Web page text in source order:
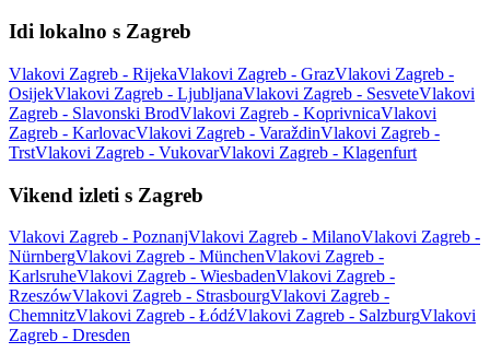
Idi lokalno s Zagreb
Vlakovi Zagreb - RijekaVlakovi Zagreb - GrazVlakovi Zagreb -
OsijekVlakovi Zagreb - LjubljanaVlakovi Zagreb - SesveteVlakovi
Zagreb - Slavonski BrodVlakovi Zagreb - KoprivnicaVlakovi
Zagreb - KarlovacVlakovi Zagreb - VaraždinVlakovi Zagreb -
TrstVlakovi Zagreb - VukovarVlakovi Zagreb - Klagenfurt
Vikend izleti s Zagreb
Vlakovi Zagreb - PoznanjVlakovi Zagreb - MilanoVlakovi Zagreb -
NürnbergVlakovi Zagreb - MünchenVlakovi Zagreb -
KarlsruheVlakovi Zagreb - WiesbadenVlakovi Zagreb -
RzeszówVlakovi Zagreb - StrasbourgVlakovi Zagreb -
ChemnitzVlakovi Zagreb - ŁódźVlakovi Zagreb - SalzburgVlakovi
Zagreb - Dresden